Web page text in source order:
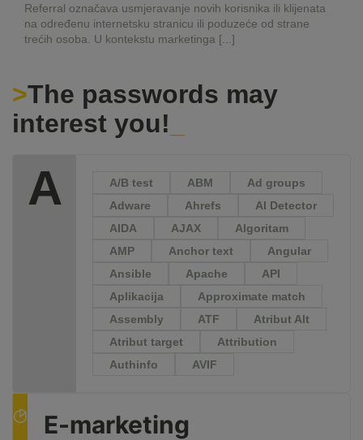
Referral označava usmjeravanje novih korisnika ili klijenata
na određenu internetsku stranicu ili poduzeće od strane
trećih osoba. U kontekstu marketinga [...]
The passwords may
interest you!
A A/B test ABM
Ad groups
Adware
Ahrefs
AI Detector
AIDA
AJAX
Algoritam
AMP
Anchor text
Angular
Ansible
Apache
API
Aplikacija
Approximate match
Assembly
ATF
Atribut Alt
Atribut target
Attribution
Authinfo
AVIF
E-marketing